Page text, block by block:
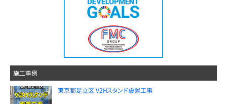
施工事例
東京都足立区 V2Hスタンド設置工事